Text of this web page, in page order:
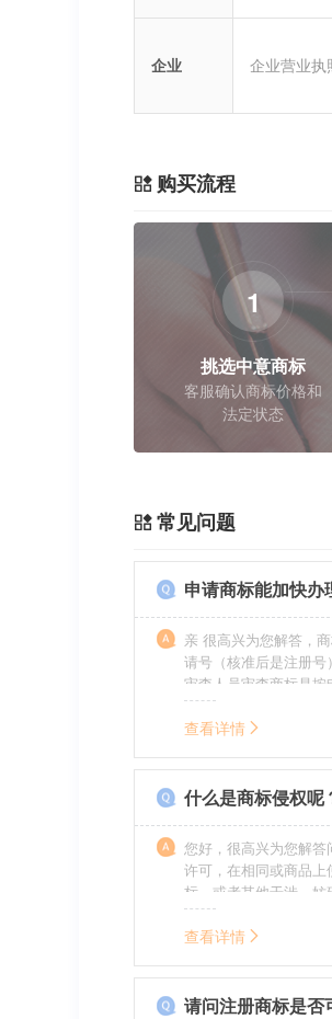
企业
企业营业执
购买流程
1
挑选中意商标
客服确认商标价格和
法定状态
常见问题
申请商标能加快办
亲 很高兴为您解答，
请号（核准后是注册
审查人员审查商标是
特殊情况（受理案件需
前。
查看详情
什么是商标侵权呢
您好，很高兴为您解
许可，在相同或商品
标，或者其他干涉、
商标持有人合法权益的
的责任，明知侵权的行
查看详情
请问注册商标是否